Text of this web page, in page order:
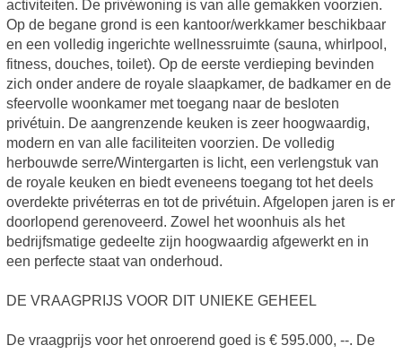
activiteiten. De privéwoning is van alle gemakken voorzien.
Op de begane grond is een kantoor/werkkamer beschikbaar
en een volledig ingerichte wellnessruimte (sauna, whirlpool,
fitness, douches, toilet). Op de eerste verdieping bevinden
zich onder andere de royale slaapkamer, de badkamer en de
sfeervolle woonkamer met toegang naar de besloten
privétuin. De aangrenzende keuken is zeer hoogwaardig,
modern en van alle faciliteiten voorzien. De volledig
herbouwde serre/Wintergarten is licht, een verlengstuk van
de royale keuken en biedt eveneens toegang tot het deels
overdekte privéterras en tot de privétuin. Afgelopen jaren is er
doorlopend gerenoveerd. Zowel het woonhuis als het
bedrijfsmatige gedeelte zijn hoogwaardig afgewerkt en in
een perfecte staat van onderhoud.
DE VRAAGPRIJS VOOR DIT UNIEKE GEHEEL
De vraagprijs voor het onroerend goed is € 595.000, --. De